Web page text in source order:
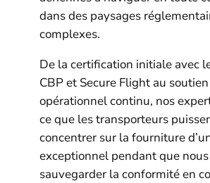
dans des paysages
complexes.
De la certification initiale avec
CBP et Secure Flight au soutien
opérationnel continu, nos
ce que les transporteurs
concentrer sur la fourniture
exceptionnel pendant que
sauvegarder la conformité en